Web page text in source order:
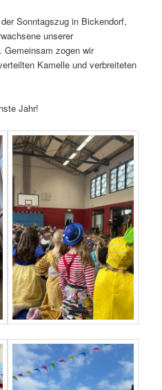
Sonntagszug in Bickendorf,
unserer
Gemeinsam zogen wir
Kamelle und verbreiteten
Jahr!